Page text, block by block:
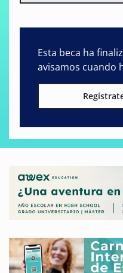
Esta beca ha
avisamos cuando